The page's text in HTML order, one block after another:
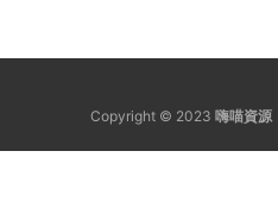
Copyright © 2023 嗨喵資源